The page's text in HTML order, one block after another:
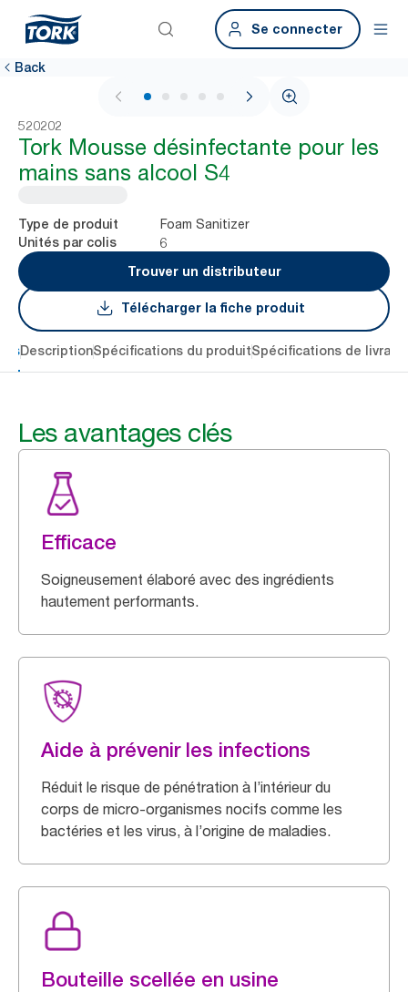
Se connecter
Back
1 / 5
520202
Tork Mousse désinfectante pour les
mains sans alcool S4
Type de produit Foam Sanitizer
Unités par colis
6
Trouver un distributeur
Télécharger la fiche produit
DescriptionSpécifications du produitSpécifications de
Les avantages clés
Efficace
Soigneusement élaboré avec des ingrédients
hautement performants.
Aide à prévenir les infections
Réduit le risque de pénétration à l’intérieur du
corps de micro-organismes nocifs comme les
bactéries et les virus, à l’origine de maladies.
Bouteille scellée en usine